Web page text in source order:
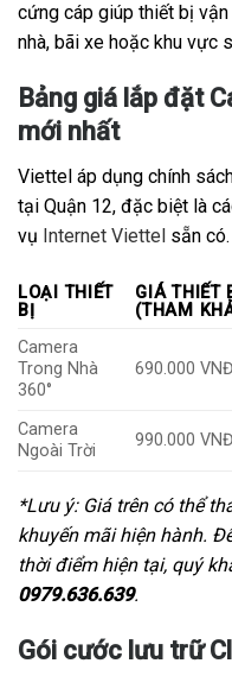
cứng cáp giúp thiết bị
nhà, bãi xe hoặc khu vực
Bảng giá lắp đặt
mới nhất
Viettel áp dụng chính
tại Quận 12, đặc biệt là
vụ Internet Viettel sẵn có.
LOẠI THIẾT
BỊ
GIÁ THIẾT
(THAM
Camera
Trong Nhà
360°
690.000 VNĐ
Camera
Ngoài Trời
990.000 VNĐ
*Lưu ý: Giá trên có thể
khuyến mãi hiện hành.
thời điểm hiện tại, quý
0979.636.639.
Gói cước lưu trữ